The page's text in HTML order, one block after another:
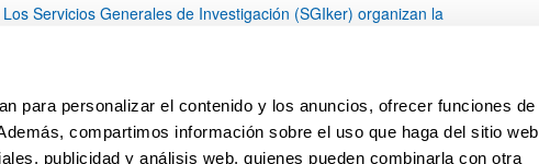
para personalizar el contenido y los anuncios, ofrecer funciones de
compartimos información sobre el uso que haga del sitio web
publicidad y análisis web, quienes pueden combinarla con otra
Servicios Generales de Investigación (SGIker) organizan la
química de dos variedades de lúpulo silvestre
1 2 3 ... 79